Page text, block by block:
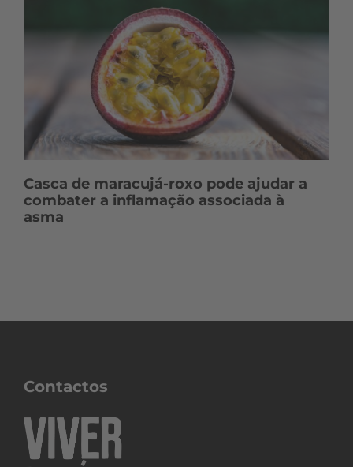
Casca de maracujá-roxo pode ajudar a
combater a inflamação associada à
asma
Contactos